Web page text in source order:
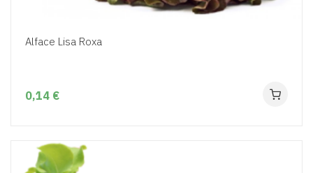
Alface Lisa Roxa
0,14 €